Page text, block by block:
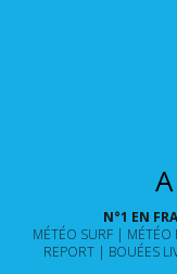
N°1 EN
MÉTÉO SURF
MÉTÉO
REPORT
BOUÉES